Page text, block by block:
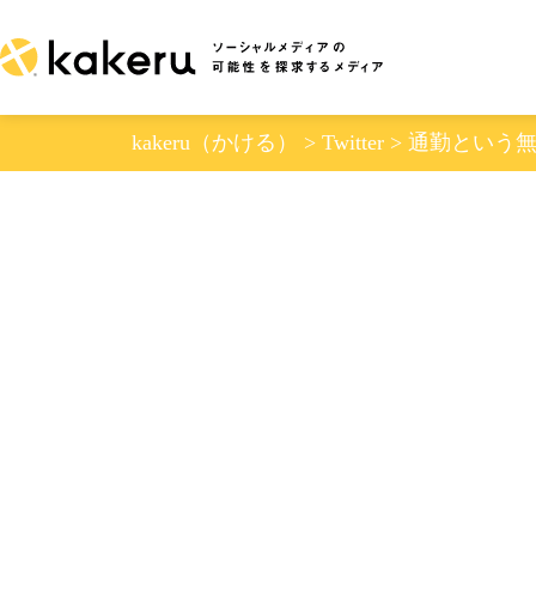
to
content
kakeru（かける） > Twitter > 通勤という